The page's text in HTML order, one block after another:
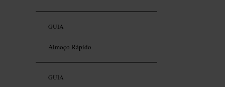
GUIA
Almoço Rápido
GUIA